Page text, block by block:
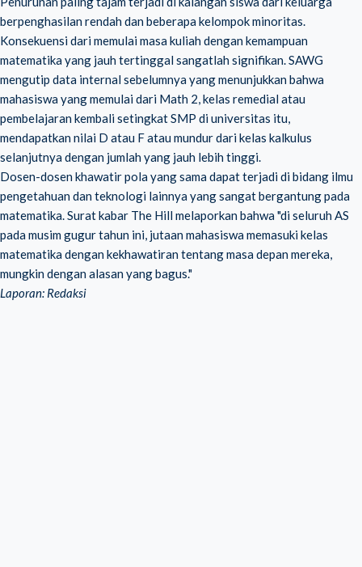
berpenghasilan rendah dan beberapa kelompok minoritas.
Konsekuensi dari memulai masa kuliah dengan kemampuan
matematika yang jauh tertinggal sangatlah signifikan. SAWG
mengutip data internal sebelumnya yang menunjukkan bahwa
mahasiswa yang memulai dari Math 2, kelas remedial atau
pembelajaran kembali setingkat SMP di universitas itu,
mendapatkan nilai D atau F atau mundur dari kelas kalkulus
selanjutnya dengan jumlah yang jauh lebih tinggi.
Dosen-dosen khawatir pola yang sama dapat terjadi di bidang ilmu
pengetahuan dan teknologi lainnya yang sangat bergantung pada
matematika. Surat kabar The Hill melaporkan bahwa "di seluruh AS
pada musim gugur tahun ini, jutaan mahasiswa memasuki kelas
matematika dengan kekhawatiran tentang masa depan mereka,
mungkin dengan alasan yang bagus."
Laporan: Redaksi